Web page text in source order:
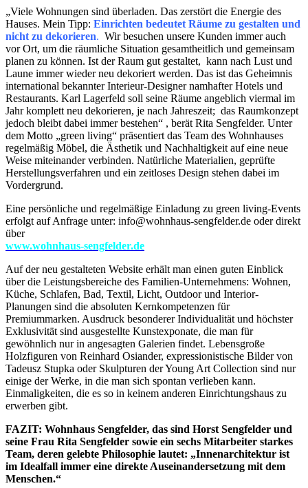
„Viele Wohnungen sind überladen. Das zerstört die Energie des
Hauses. Mein Tipp: Einrichten bedeutet Räume zu gestalten und
nicht zu dekorieren. Wir besuchen unsere Kunden immer auch
vor Ort, um die räumliche Situation gesamtheitlich und gemeinsam
planen zu können. Ist der Raum gut gestaltet, kann nach Lust und
Laune immer wieder neu dekoriert werden. Das ist das Geheimnis
international bekannter Interieur-Designer namhafter Hotels und
Restaurants. Karl Lagerfeld soll seine Räume angeblich viermal im
Jahr komplett neu dekorieren, je nach Jahreszeit; das Raumkonzept
jedoch bleibt dabei immer bestehen“ , berät Rita Sengfelder. Unter
dem Motto „green living“ präsentiert das Team des Wohnhauses
regelmäßig Möbel, die Ästhetik und Nachhaltigkeit auf eine neue
Weise miteinander verbinden. Natürliche Materialien, geprüfte
Herstellungsverfahren und ein zeitloses Design stehen dabei im
Vordergrund.
Eine persönliche und regelmäßige Einladung zu green living-Events
erfolgt auf Anfrage unter: info@wohnhaus-sengfelder.de oder direkt
über
www.wohnhaus-sengfelder.de
Auf der neu gestalteten Website erhält man einen guten Einblick
über die Leistungsbereiche des Familien-Unternehmens: Wohnen,
Küche, Schlafen, Bad, Textil, Licht, Outdoor und Interior-
Planungen sind die absoluten Kernkompetenzen für
Premiummarken. Ausdruck besonderer Individualität und höchster
Exklusivität sind ausgestellte Kunstexponate, die man für
gewöhnlich nur in angesagten Galerien findet. Lebensgroße
Holzfiguren von Reinhard Osiander, expressionistische Bilder von
Tadeusz Stupka oder Skulpturen der Young Art Collection sind nur
einige der Werke, in die man sich spontan verlieben kann.
Einmaligkeiten, die es so in keinem anderen Einrichtungshaus zu
erwerben gibt.
FAZIT: Wohnhaus Sengfelder, das sind Horst Sengfelder und
seine Frau Rita Sengfelder sowie ein sechs Mitarbeiter starkes
Team, deren gelebte Philosophie lautet: „Innenarchitektur ist
im Idealfall immer eine direkte Auseinandersetzung mit dem
Menschen.“